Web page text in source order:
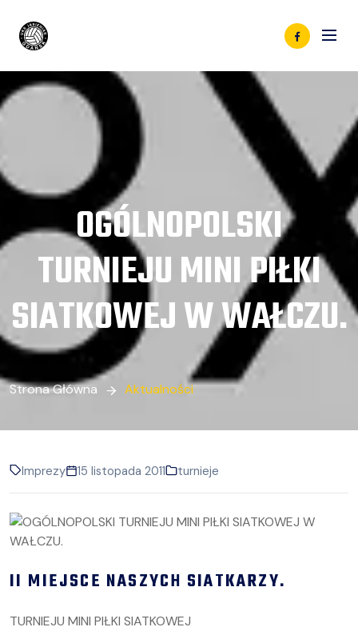
OGÓLNOPOLSKI
TURNIEJU MINI PIŁKI
SIATKOWEJ W WAŁCZU.
Strona Główna Aktualności
Imprezy 15 listopada 2011 turnieje
II MIEJSCE NASZYCH SIATKARZY.
TURNIEJU MINI PIŁKI SIATKOWEJ